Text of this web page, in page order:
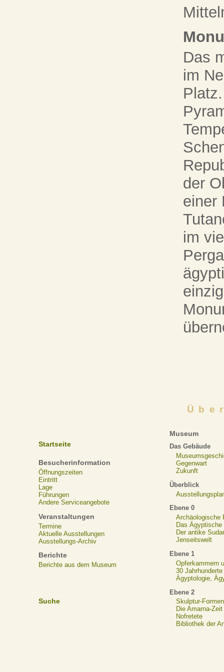
Das
im
der
einer
im
Startseite
Besucherinformation
Öffnungszeiten
Eintritt
Lage
Führungen
Andere Serviceangebote
Veranstaltungen
Termine
Aktuelle Ausstellungen
Ausstellungs-Archiv
Berichte
Berichte aus dem Museum
Suche
Museum
Das Gebäude
Gegenwart
Zukunft
Überblick
Ebene 0
Archäologische
Das Ägyptische
Der antike
Jenseitswelt
Ebene 1
Opferkammern
30
Ägyptologie,
Ebene 2
Skulptur-Formen
Die Amarna-Zeit
Nofretete
Bibliothek der